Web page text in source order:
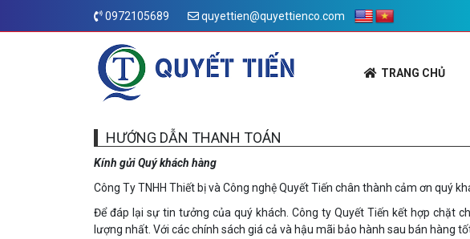
0972105689 quyettien@quyettienco.com
TRANG CHỦ
HƯỚNG DẪN THANH TOÁN
Kính gửi Quý khách hàng
Công Ty TNHH Thiết bị và Công nghệ Quyết Tiến chân thành cảm ơn quý
Để đáp lại sự tin tưởng của quý khách. Công ty Quyết Tiến kết hợp chặt
lượng nhất. Với các chính sách giá cả và hậu mãi bảo hành sau bán hàng